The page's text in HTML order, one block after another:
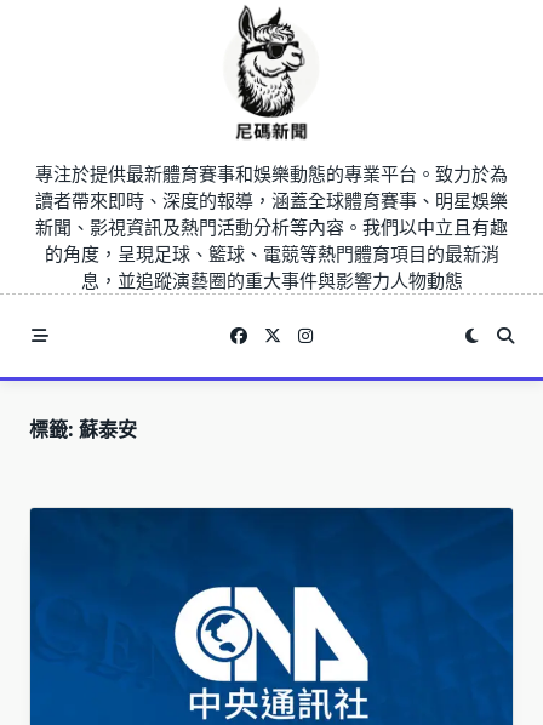
專注於提供最新體育賽事和娛樂動態的專業平台。致力於為
讀者帶來即時、深度的報導，涵蓋全球體育賽事、明星娛樂
新聞、影視資訊及熱門活動分析等內容。我們以中立且有趣
的角度，呈現足球、籃球、電競等熱門體育項目的最新消
息，並追蹤演藝圈的重大事件與影響力人物動態
標籤: 蘇泰安